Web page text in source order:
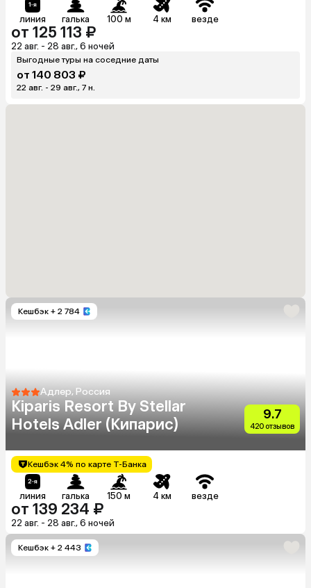
линия галька 100 м 4 км везде
от 125 113 ₽
22 авг. - 28 авг., 6 ночей
Выгодные туры на соседние даты
от 140 803 ₽
22 авг. - 29 авг., 7 н.
Кешбэк + 2 784
Адлер, Россия
Kiparis Resort By Stellar
Hotels Adler (Кипарис)
9.7
420 отзывов
Кешбэк 4% по карте Т-Банка
линия галька 150 м 4 км везде
от 139 234 ₽
22 авг. - 28 авг., 6 ночей
Кешбэк + 2 443